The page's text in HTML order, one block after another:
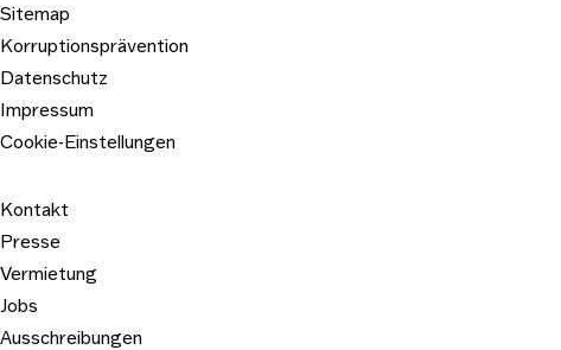
Sitemap
Korruptionsprävention
Datenschutz
Impressum
Cookie-Einstellungen
Kontakt
Presse
Vermietung
Jobs
Ausschreibungen